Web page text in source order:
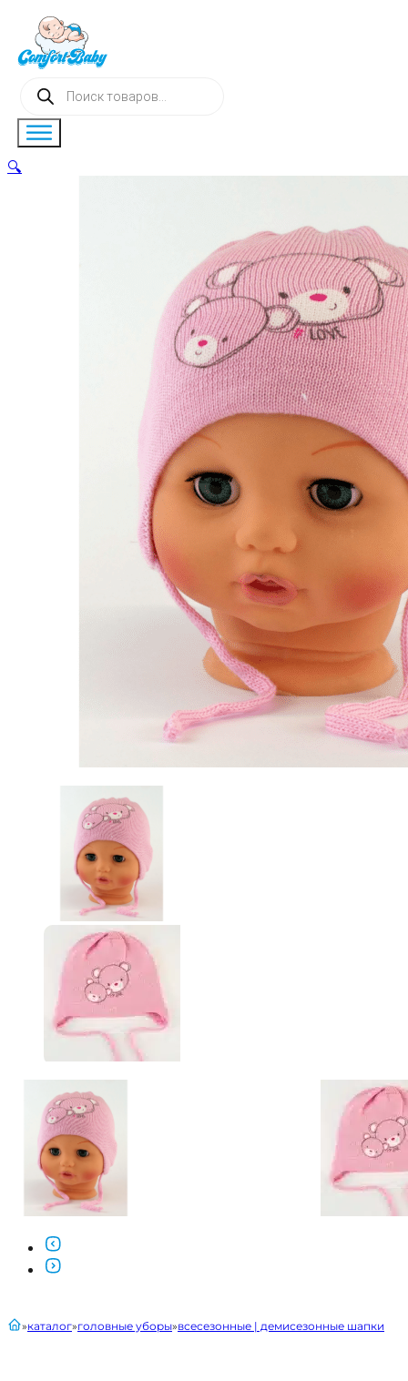
Поиск
товаров
главнаякаталог головные уборы всесезонные | демисезонные шапки
🔍